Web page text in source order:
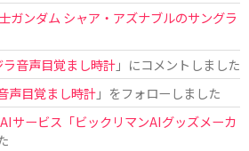
ガンダム シャア・アズナブルのサングラ
ラ音声目覚まし時計」にコメントしました
声目覚まし時計」をフォローしました
サービス「ビックリマンAIグッズメーカ